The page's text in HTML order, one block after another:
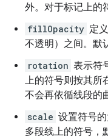
外。对于标记上的
fillOpacity 定
不透明）之间。默
rotation 表示符
上的符号则按其所
不会再依循线段的
scale 设置符号
多段线上的符号，